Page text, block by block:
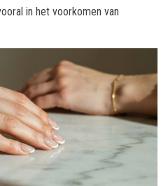
in het voorkomen van